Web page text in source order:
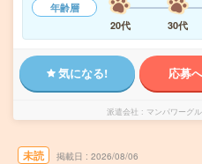
年齢層
20代
30代
気になる! 応募
派遣会社 マンパワーグ
未読 掲載日 2026/08/06